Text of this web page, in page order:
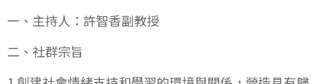
一、主持人：許智香副教授
二、社群宗旨